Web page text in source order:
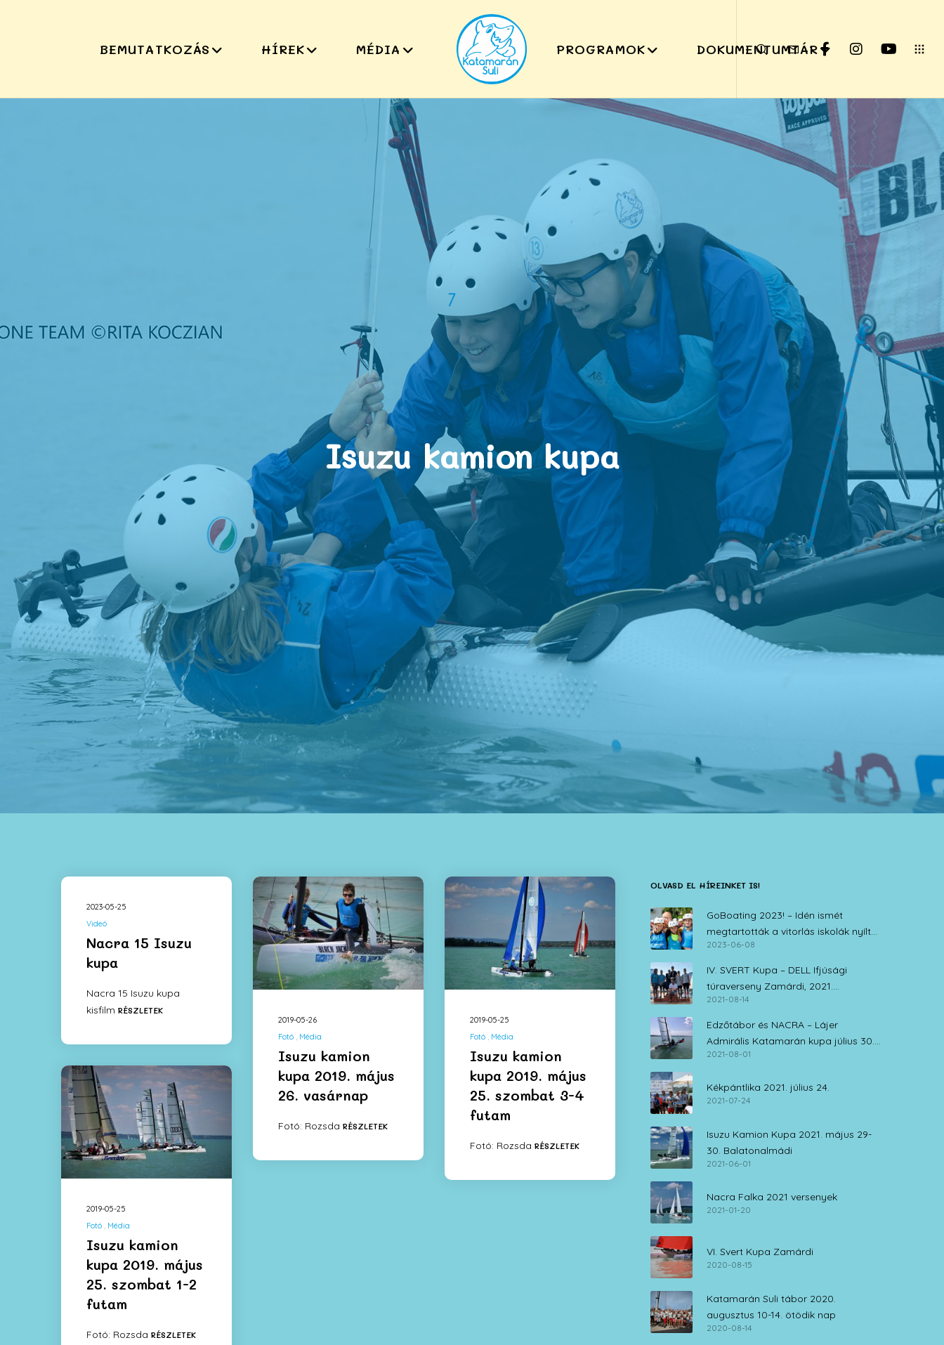
BEMUTATKOZÁS HÍREK MÉDIA PROGRAMOK DOKUMENTUMTÁR
Isuzu kamion kupa
2023-05-25
Videó
Nacra 15 Isuzu
kupa
Nacra 15 Isuzu kupa
kisfilm RÉSZLETEK
2019-05-26
Fotó
Média
Isuzu kamion
kupa 2019. május
26. vasárnap
Fotó: Rozsda RÉSZLETEK
2019-05-25
Fotó
Média
Isuzu kamion
kupa 2019. május
25. szombat 3-4
futam
Fotó: Rozsda RÉSZLETEK
2019-05-25
Fotó
Média
Isuzu kamion
kupa 2019. május
25. szombat 1-2
futam
Fotó: Rozsda RÉSZLETEK
OLVASD EL HÍREINKET IS!
GoBoating 2023! – Idén ismét
megtartották a vitorlás iskolák nyílt
napját
2023-06-08
IV. SVERT Kupa – DELL Ifjúsági
túraverseny Zamárdi, 2021.
augusztus 14.
2021-08-14
Edzőtábor és NACRA – Lájer
Admirális Katamarán kupa július 30. –
augusztus 1.
2021-08-01
Kékpántlika 2021. július 24.
2021-07-24
Isuzu Kamion Kupa 2021. május 29-
30. Balatonalmádi
2021-06-01
Nacra Falka 2021 versenyek
2021-01-20
VI. Svert Kupa Zamárdi
2020-08-15
Katamarán Suli tábor 2020.
augusztus 10-14. ötödik nap
2020-08-14